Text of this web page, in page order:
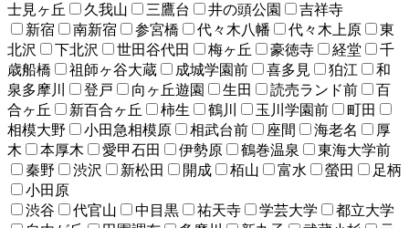
士見ヶ丘
久我山 三鷹台 井の頭公園
吉祥寺
新宿
南新宿 参宮橋 代々木八幡 代々木上原
東
北沢
下北沢 世田谷代田 梅ヶ丘 豪徳寺 経堂
千
歳船橋
祖師ヶ谷大蔵 成城学園前 喜多見 狛江
和
泉多摩川
登戸 向ヶ丘遊園 生田 読売ランド前
百
合ヶ丘
新百合ヶ丘 柿生 鶴川 玉川学園前
町田
相模大野
小田急相模原 相武台前 座間 海老名
厚
木
本厚木 愛甲石田 伊勢原 鶴巻温泉
東海大学前
秦野
渋沢 新松田 開成 栢山 富水 螢田
足柄
小田原
渋谷
代官山 中目黒 祐天寺 学芸大学
都立大学